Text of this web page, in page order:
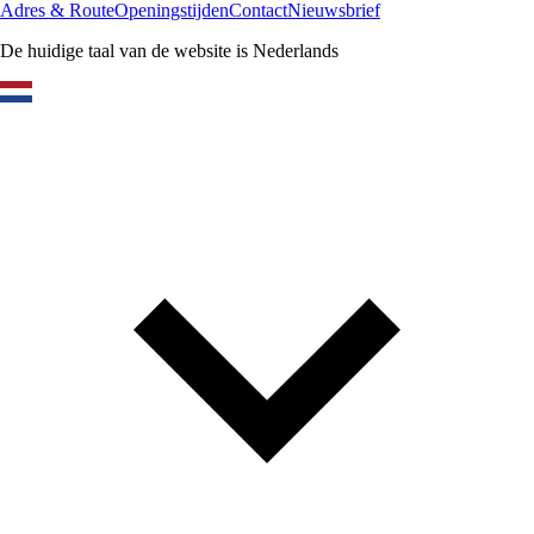
Adres & RouteOpeningstijdenContactNieuwsbrief
De huidige taal van de website is Nederlands